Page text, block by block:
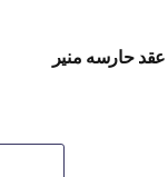
حارسه منير